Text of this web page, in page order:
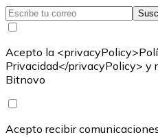
Acepto la
Privacidad</privacyPolicy> y
Bitnovo
Acepto recibir